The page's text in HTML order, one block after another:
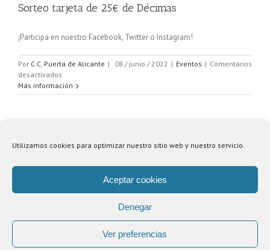
Utilizamos cookies para optimizar nuestro sitio web y nuestro servicio.
Aceptar cookies
Denegar
Ver preferencias
Sorteo tarjeta de 25€ de Décimas
¡Participa en nuestro Facebook, Twitter o Instagram!
Por C.C. Puerta de Alicante | 08 / junio / 2022 | Eventos | Comentarios
desactivados
Sorteo
tarjeta
Más información
1 2 3 4 5 Siguiente
© Copyright2026 | Centro Comercial Puerta de Alicante |Política de
Privacidad|Aviso Legal